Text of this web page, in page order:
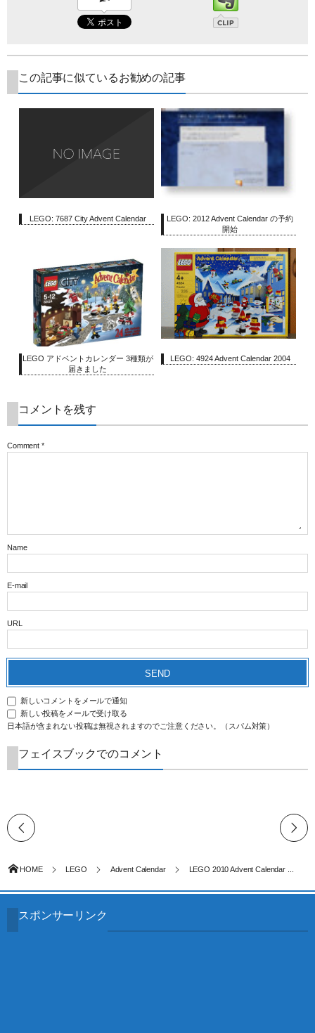
この記事に似ているお勧めの記事
LEGO: 7687 City Advent Calendar
LEGO: 2012 Advent Calendar の予約
開始
LEGO アドベントカレンダー 3種類が
届きました
LEGO: 4924 Advent Calendar 2004
コメントを残す
Comment *
Name
E-mail
URL
新しいコメントをメールで通知
新しい投稿をメールで受け取る
日本語が含まれない投稿は無視されますのでご注意ください。（スパム対策）
フェイスブックでのコメント
HOME LEGO Advent Calendar LEGO 2010 Advent Calendar ...
スポンサーリンク